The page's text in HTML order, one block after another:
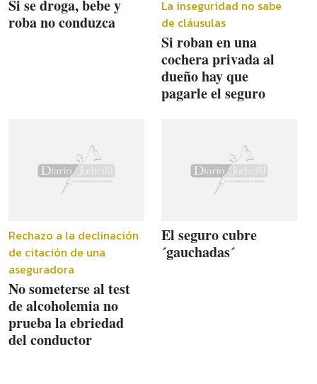
Si se droga, bebe y
roba no conduzca
La inseguridad no sabe
de cláusulas
Si roban en una
cochera privada al
dueño hay que
pagarle el seguro
Rechazo a la declinación
de citación de una
aseguradora
No someterse al test
de alcoholemia no
prueba la ebriedad
del conductor
El seguro cubre
´gauchadas´